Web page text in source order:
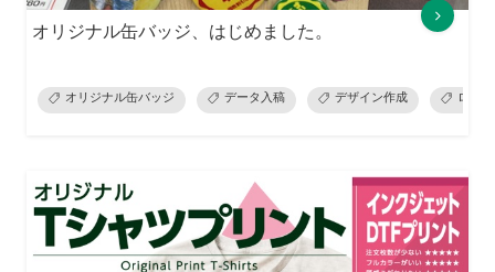
オリジナル缶バッジ、はじめました。
オリジナル缶バッジ データ入稿 デザイン作成 ロゴ